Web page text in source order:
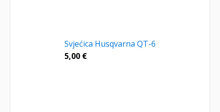
Svjećica Husqvarna QT-6
5,00 €